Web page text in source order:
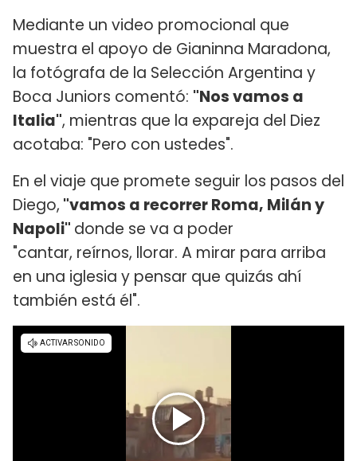
Mediante un video promocional que
muestra el apoyo de Gianinna Maradona,
la fotógrafa de la Selección Argentina y
Boca Juniors comentó: "Nos vamos a
Italia", mientras que la expareja del Diez
acotaba: "Pero con ustedes".
En el viaje que promete seguir los pasos del
Diego, "vamos a recorrer Roma, Milán y
Napoli" donde se va a poder
"cantar, reírnos, llorar. A mirar para arriba
en una iglesia y pensar que quizás ahí
también está él".